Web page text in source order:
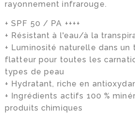
rayonnement infrarouge.
+ SPF 50 / PA ++++
+ Résistant à l'eau/à la
+ Luminosité naturelle dans un
flatteur pour toutes les
types de peau
+ Hydratant, riche en
+ Ingrédients actifs 100 %
produits chimiques